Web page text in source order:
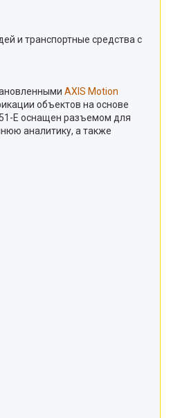
и транспортные средства с
AXIS Motion
объектов на основе
E оснащен разъемом для
аналитику, а также